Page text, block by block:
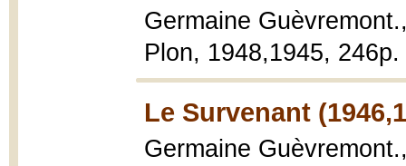
Germaine
Plon, 1948,1945,
Le Survenant
Germaine